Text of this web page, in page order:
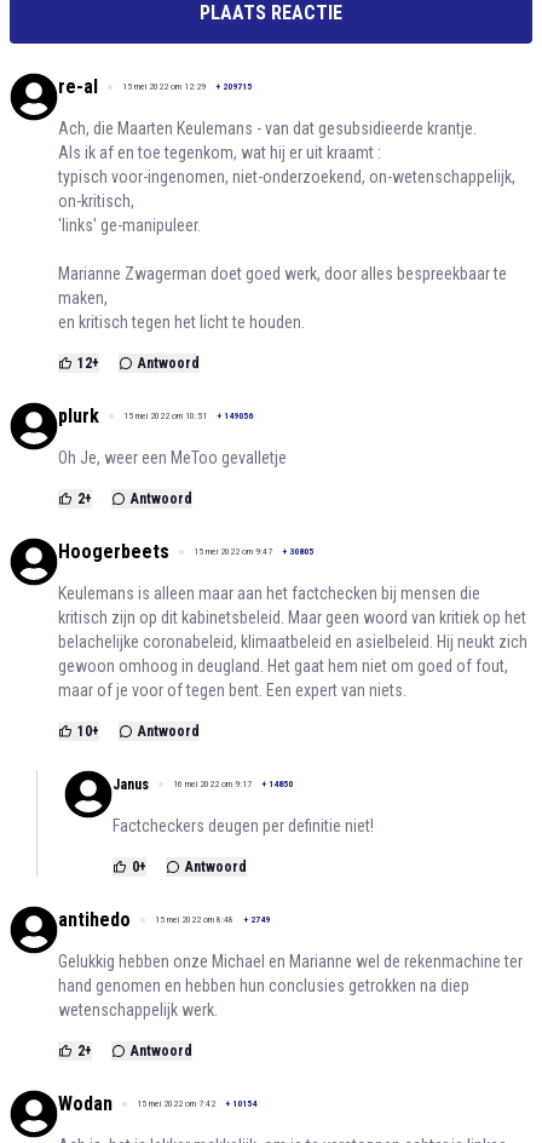
PLAATS REACTIE
re-al 15 mei 2022 om 12:29 + 209715
Ach, die Maarten Keulemans - van dat gesubsidieerde krantje.
Als ik af en toe tegenkom, wat hij er uit kraamt :
typisch voor-ingenomen, niet-onderzoekend, on-wetenschappelijk,
on-kritisch,
'links' ge-manipuleer.
Marianne Zwagerman doet goed werk, door alles bespreekbaar te
maken,
en kritisch tegen het licht te houden.
12+ Antwoord
plurk 15 mei 2022 om 10:51 + 149056
Oh Je, weer een MeToo gevalletje
2+ Antwoord
Hoogerbeets 15 mei 2022 om 9:47 + 30805
Keulemans is alleen maar aan het factchecken bij mensen die
kritisch zijn op dit kabinetsbeleid. Maar geen woord van kritiek op het
belachelijke coronabeleid, klimaatbeleid en asielbeleid. Hij neukt zich
gewoon omhoog in deugland. Het gaat hem niet om goed of fout,
maar of je voor of tegen bent. Een expert van niets.
10+ Antwoord
Janus 16 mei 2022 om 9:17 + 14850
Factcheckers deugen per definitie niet!
0+ Antwoord
antihedo 15 mei 2022 om 8:48 + 2749
Gelukkig hebben onze Michael en Marianne wel de rekenmachine ter
hand genomen en hebben hun conclusies getrokken na diep
wetenschappelijk werk.
2+ Antwoord
Wodan 15 mei 2022 om 7:42 + 10154